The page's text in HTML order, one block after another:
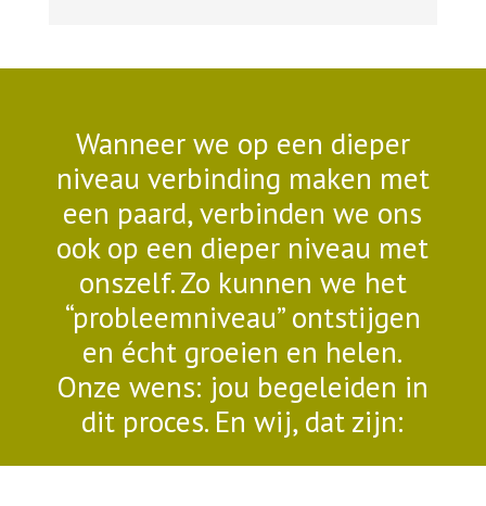
Wanneer we op een dieper
niveau verbinding maken met
een paard, verbinden we ons
ook op een dieper niveau met
onszelf. Zo kunnen we het
“probleemniveau” ontstijgen
en écht groeien en helen.
Onze wens: jou begeleiden in
dit proces. En wij, dat zijn: